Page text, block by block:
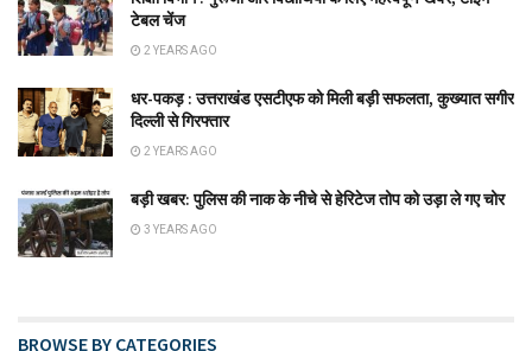
टेबल चेंज
2 YEARS AGO
धर-पकड़ : उत्तराखंड एसटीएफ को मिली बड़ी सफलता, कुख्यात सगीर
दिल्ली से गिरफ्तार
2 YEARS AGO
बड़ी खबर: पुलिस की नाक के नीचे से हेरिटेज तोप को उड़ा ले गए चोर
3 YEARS AGO
BROWSE BY CATEGORIES